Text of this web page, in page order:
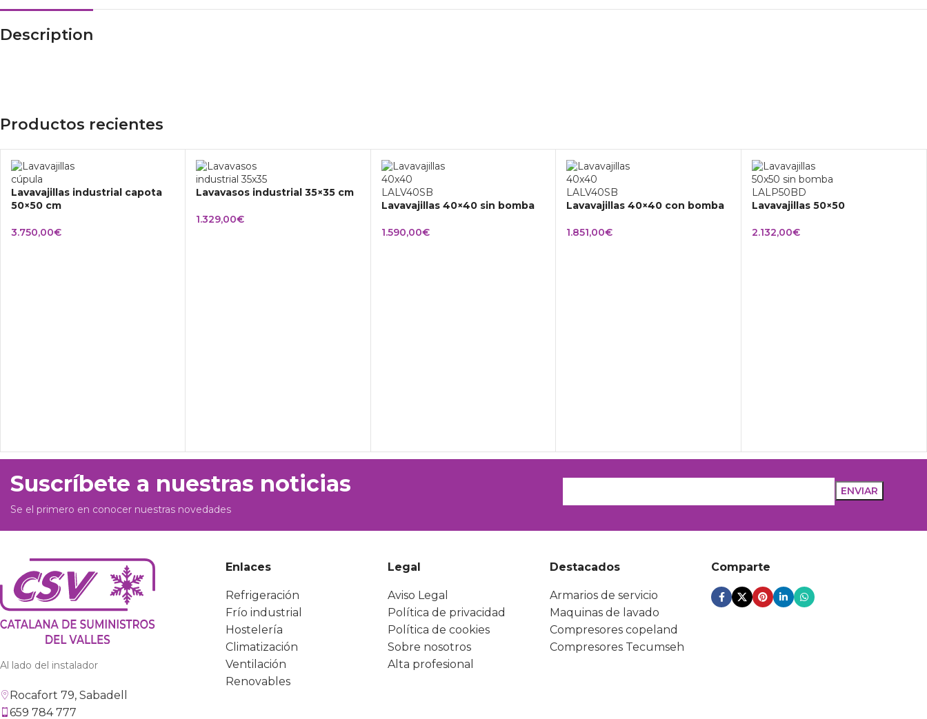
Description
Productos recientes
Lavavajillas industrial capota
50×50 cm
3.750,00€
Lavavasos industrial 35×35 cm
1.329,00€
Lavavajillas 40×40 sin bomba
1.590,00€
Lavavajillas 40×40 con bomba
1.851,00€
Lavavajillas 50×50
2.132,00€
Suscríbete a nuestras noticias
Se el primero en conocer nuestras novedades
Al lado del instalador
Rocafort 79, Sabadell
659 784 777
Enlaces
Refrigeración
Frío industrial
Hostelería
Climatización
Ventilación
Renovables
Legal
Aviso Legal
Política de privacidad
Política de cookies
Sobre nosotros
Alta profesional
Destacados
Armarios de servicio
Maquinas de lavado
Compresores copeland
Compresores Tecumseh
Comparte